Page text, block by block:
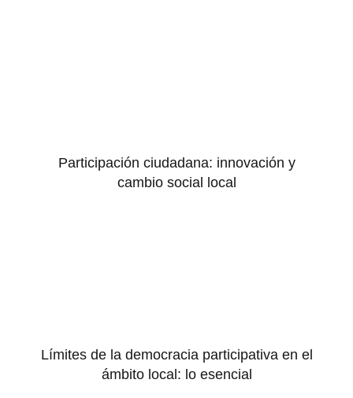
Participación ciudadana: innovación y
cambio social local
Límites de la democracia participativa en el
ámbito local: lo esencial